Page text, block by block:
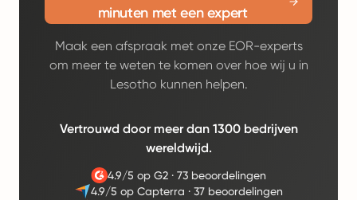
minuten met een expert
Maak een afspraak met onze EOR-experts
om meer te weten te komen over hoe wij u in
Lesotho kunnen helpen.
Vertrouwd door meer dan 1300 bedrijven
wereldwijd.
4.9/5 op G2· 73 beoordelingen
4.9/5 op Capterra · 37 beoordelingen